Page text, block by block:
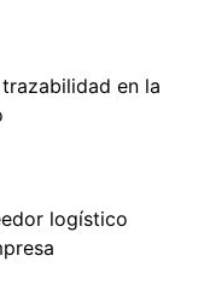
en la
logístico